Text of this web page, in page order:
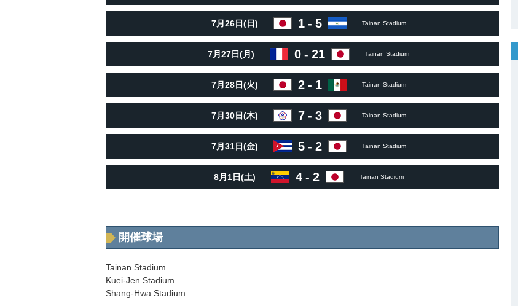
7月26日(日) 1 - 5 Tainan Stadium
7月27日(月) 0 - 21 Tainan Stadium
7月28日(火) 2 - 1 Tainan Stadium
7月30日(木) 7 - 3 Tainan Stadium
7月31日(金) 5 - 2 Tainan Stadium
8月1日(土) 4 - 2 Tainan Stadium
開催球場
Tainan Stadium
Kuei-Jen Stadium
Shang-Hwa Stadium